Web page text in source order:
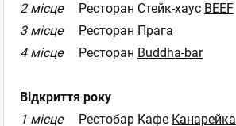
2 місце
Ресторан Стейк-хаус BEEF
3 місце
Ресторан Прага
4 місце
Ресторан Buddha-bar
Відкриття року
1 місце
Рестобар Кафе Канарейка